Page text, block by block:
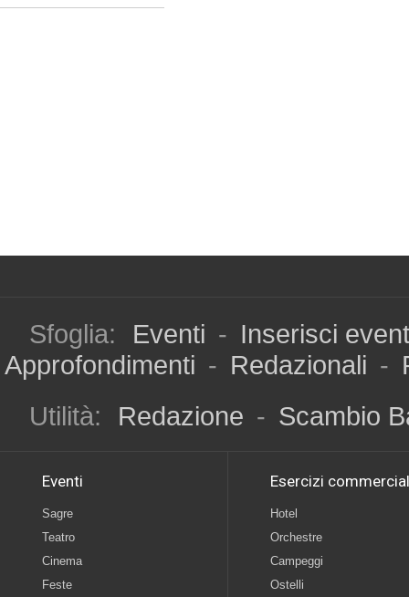
Sfoglia: Eventi - Inserisci
Approfondimenti - Redazionali -
Utilità:
Redazione - Scambio
Eventi
Sagre
Teatro
Cinema
Feste
Esercizi
Hotel
Orchestre
Campeggi
Ostelli